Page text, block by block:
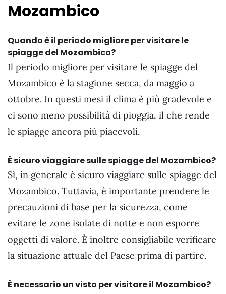
Mozambico
Quando è il periodo migliore per visitare le
spiagge del Mozambico?
Il periodo migliore per visitare le spiagge del
Mozambico è la stagione secca, da maggio a
ottobre. In questi mesi il clima è più gradevole e
ci sono meno possibilità di pioggia, il che rende
le spiagge ancora più piacevoli.
È sicuro viaggiare sulle spiagge del Mozambico?
Sì, in generale è sicuro viaggiare sulle spiagge del
Mozambico. Tuttavia, è importante prendere le
precauzioni di base per la sicurezza, come
evitare le zone isolate di notte e non esporre
oggetti di valore. È inoltre consigliabile verificare
la situazione attuale del Paese prima di partire.
È necessario un visto per visitare il Mozambico?